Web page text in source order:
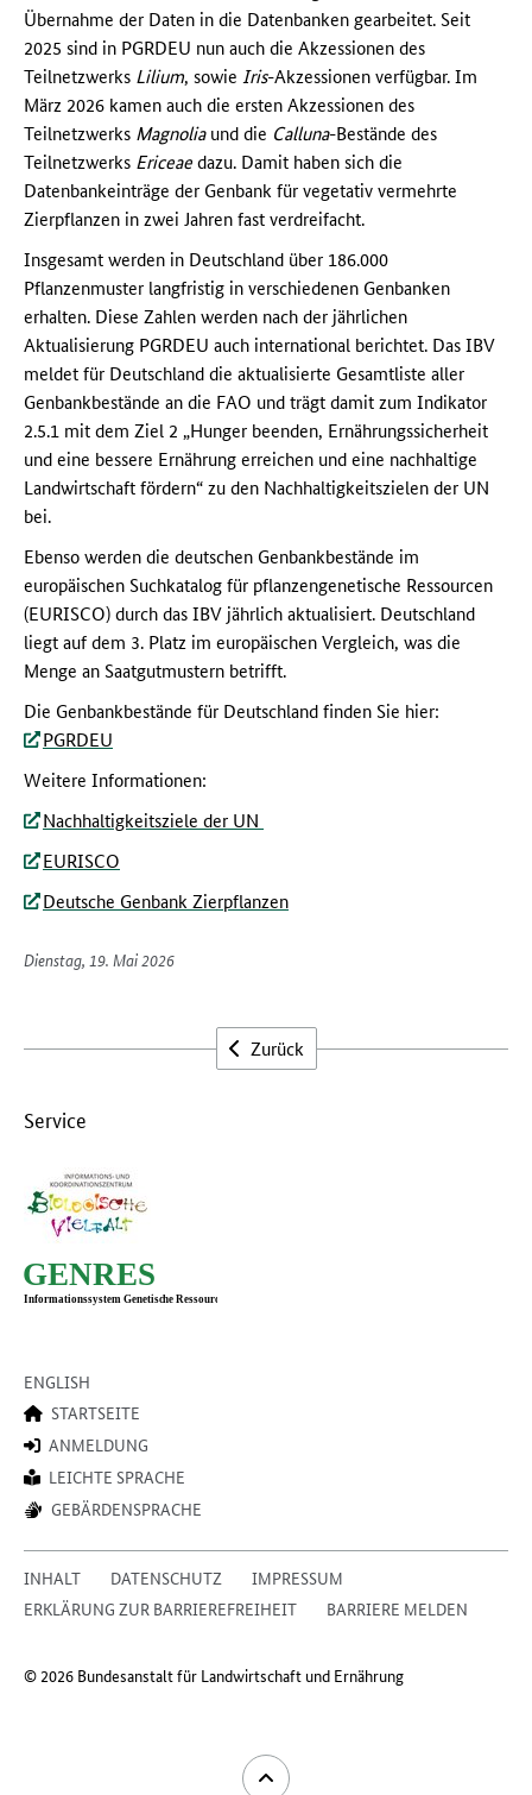
Übernahme der Daten in die Datenbanken gearbeitet. Seit
2025 sind in PGRDEU nun auch die Akzessionen des
Teilnetzwerks Lilium, sowie Iris-Akzessionen verfügbar. Im
März 2026 kamen auch die ersten Akzessionen des
Teilnetzwerks Magnoliaund die Calluna-Bestände des
Teilnetzwerks Ericeaedazu. Damit haben sich die
Datenbankeinträge der Genbank für vegetativ vermehrte
Zierpflanzen in zwei Jahren fast verdreifacht.
Insgesamt werden in Deutschland über 186.000
Pflanzenmuster langfristig in verschiedenen Genbanken
erhalten. Diese Zahlen werden nach der jährlichen
Aktualisierung PGRDEU auch international berichtet. Das IBV
meldet für Deutschland die aktualisierte Gesamtliste aller
Genbankbestände an die FAO und trägt damit zum Indikator
2.5.1 mit dem Ziel 2 „Hunger beenden, Ernährungssicherheit
und eine bessere Ernährung erreichen und eine nachhaltige
Landwirtschaft fördern“ zu den Nachhaltigkeitszielen der UN
bei.
Ebenso werden die deutschen Genbankbestände im
europäischen Suchkatalog für pflanzengenetische Ressourcen
(EURISCO) durch das IBV jährlich aktualisiert. Deutschland
liegt auf dem 3. Platz im europäischen Vergleich, was die
Menge an Saatgutmustern betrifft.
Die Genbankbestände für Deutschland finden Sie hier:
PGRDEU
Weitere Informationen:
Nachhaltigkeitsziele der UN
EURISCO
Deutsche Genbank Zierpflanzen
Dienstag, 19. Mai 2026
Zurück
Service
ENGLISH
STARTSEITE
ANMELDUNG
LEICHTE SPRACHE
GEBÄRDENSPRACHE
INHALT DATENSCHUTZ
IMPRESSUM
ERKLÄRUNG ZUR BARRIEREFREIHEIT
BARRIERE MELDEN
© 2026 Bundesanstalt für Landwirtschaft und Ernährung